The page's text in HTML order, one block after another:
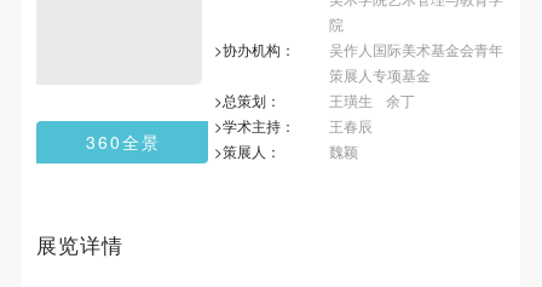
360全景
院
>协办机构：
吴作人国际美术基金会青年
策展人专项基金
>总策划：
王璜生
余丁
>学术主持：
王春辰
>策展人：
魏颖
展览详情
帐号密码登录
中央美术学院美术馆活动安全免责协议书
本次活动公平公正、自愿参加与退出、风险与责任自
负的原则。但活动有风险，参加者应有必要的风险意
参加本次活动者必须遵守中华人民共和国的相关法
中央美术学院美术馆活动安全免责协议书
本次活动公平公正、自愿参加与退出、风险与责任自
负的原则。但活动有风险，参加者应有必要的风险意
参加本次活动者必须遵守中华人民共和国的相关法
中央美术学院美术馆活动安全免责协议书
本次活动公平公正、自愿参加与退出、风险与责任自
负的原则。但活动有风险，参加者应有必要的风险意
参加本次活动者必须遵守中华人民共和国的相关法